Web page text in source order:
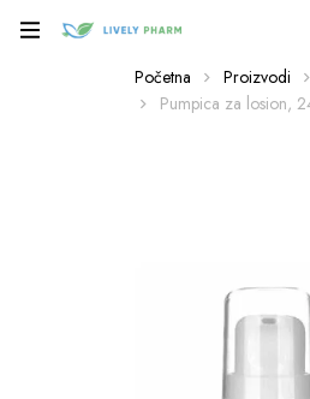
Početna Proizvodi
Pumpica za losion,